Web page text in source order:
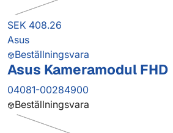
SEK 408.26
Asus
Beställningsvara
Asus Kameramodul FHD
04081-00284900
Beställningsvara